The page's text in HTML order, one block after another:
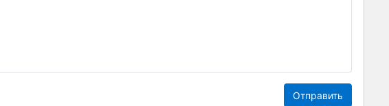
Отправить